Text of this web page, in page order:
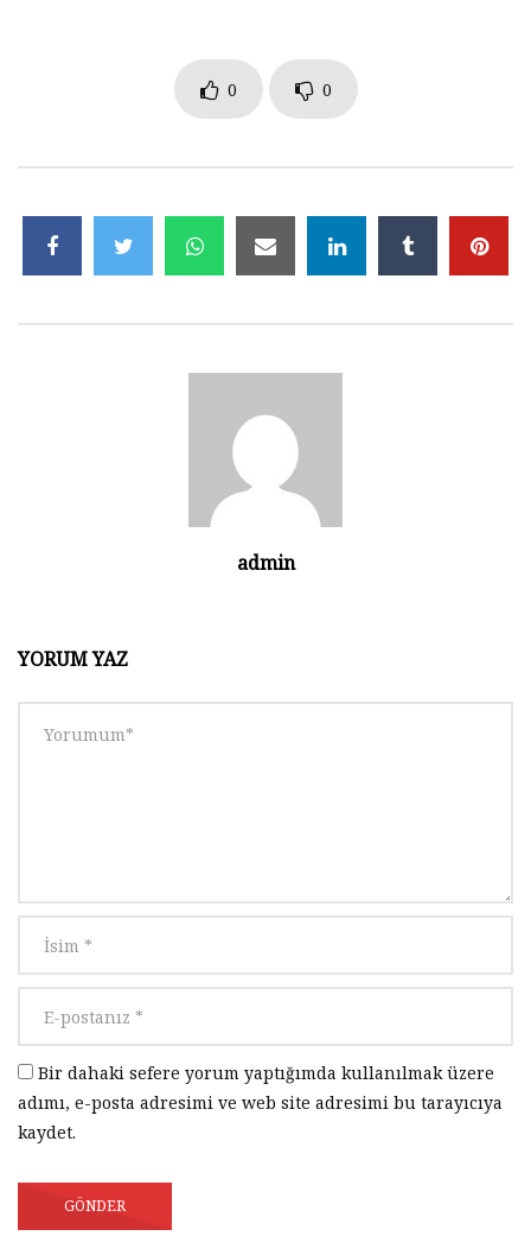
1.9K 0
Tasarım 008 | Ders 08 – KOMPAS-3D Helis
2K 0
0 0
admin
YORUM YAZ
Bir dahaki sefere yorum yaptığımda kullanılmak üzere
adımı, e-posta adresimi ve web site adresimi bu tarayıcıya
kaydet.